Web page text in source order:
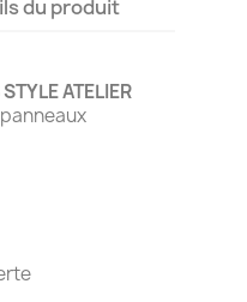
du produit
ATELIER